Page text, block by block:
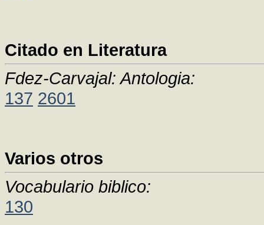
Citado en Literatura
Fdez-Carvajal: Antologia:
137 2601
Varios otros
Vocabulario biblico:
130